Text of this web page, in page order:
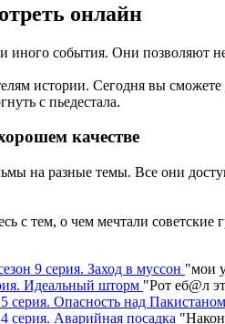
онлайн
иного события. Они позволяют
истории. Сегодня вы
с пьедестала.
качестве
на разные темы. Все они
с тем, о чем мечтали
9 серия. Заход в муссон "мои
Идеальный шторм "Рот еб@л
серия. Опасность над Пакистаном
серия. Аварийная посадка "